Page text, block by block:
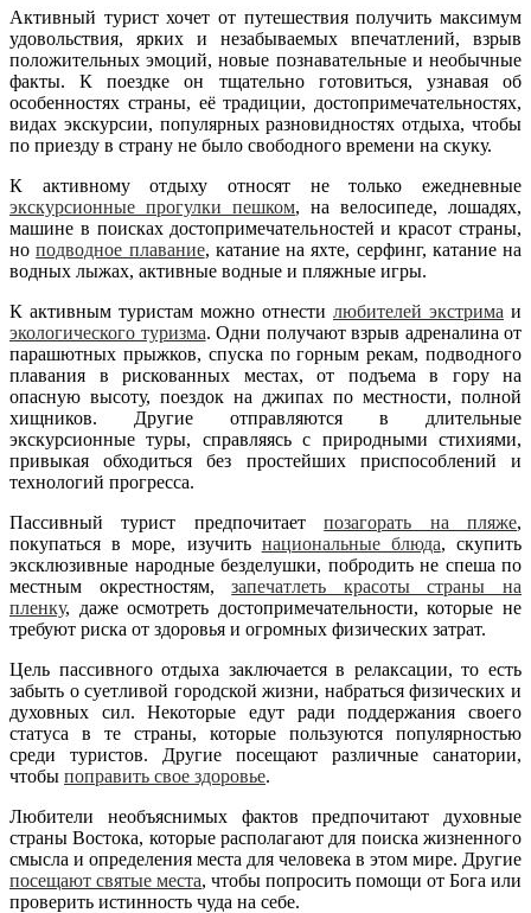
Активный турист хочет от путешествия получить максимум
удовольствия, ярких и незабываемых впечатлений, взрыв
положительных эмоций, новые познавательные и необычные
факты. К поездке он тщательно готовиться, узнавая об
особенностях страны, её традиции, достопримечательностях,
видах экскурсии, популярных разновидностях отдыха, чтобы
по приезду в страну не было свободного времени на скуку.
К активному отдыху относят не только ежедневные
экскурсионные прогулки пешком, на велосипеде, лошадях,
машине в поисках достопримечательностей и красот страны,
ноподводное плавание, катание на яхте, серфинг, катание на
водных лыжах, активные водные и пляжные игры.
К активным туристам можно отнести любителей экстрима и
экологического туризма. Одни получают взрыв адреналина от
парашютных прыжков, спуска по горным рекам, подводного
плавания в рискованных местах, от подъема в гору на
опасную высоту, поездок на джипах по местности, полной
хищников. Другие отправляются в длительные
экскурсионные туры, справляясь с природными стихиями,
привыкая обходиться без простейших приспособлений и
технологий прогресса.
Пассивный турист предпочитаетпозагорать на пляже,
покупаться в море, изучить национальные блюда, скупить
эксклюзивные народные безделушки, побродить не спеша по
местным окрестностям,запечатлеть красоты страны на
пленку, даже осмотреть достопримечательности, которые не
требуют риска от здоровья и огромных физических затрат.
Цель пассивного отдыха заключается в релаксации, то есть
забыть о суетливой городской жизни, набраться физических и
духовных сил. Некоторые едут ради поддержания своего
статуса в те страны, которые пользуются популярностью
среди туристов. Другие посещают различные санатории,
чтобы поправить свое здоровье.
Любители необъяснимых фактов предпочитают духовные
страны Востока, которые располагают для поиска жизненного
смысла и определения места для человека в этом мире. Другие
посещают святые места, чтобы попросить помощи от Бога или
проверить истинность чуда на себе.